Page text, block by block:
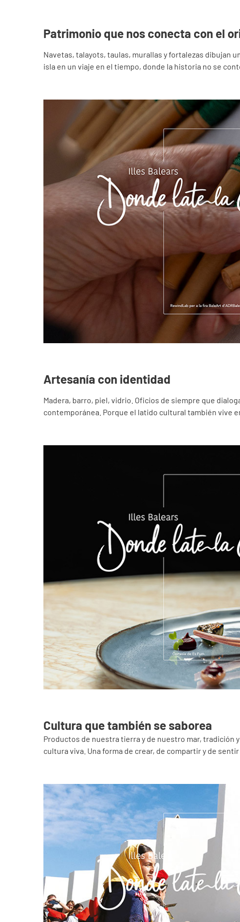
Patrimonio que nos conecta con el
Navetas, talayots, taulas, murallas y fortalezas dibujan
isla en un viaje en el tiempo, donde la historia no se
Artesanía con identidad
Madera, barro, piel, vidrio. Oficios de siempre que
contemporánea. Porque el latido cultural también vive
Cultura que también se saborea
Productos de nuestra tierra y de nuestro mar, tradición
cultura viva. Una forma de crear, de compartir y de